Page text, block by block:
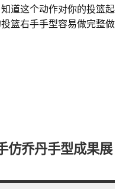
道这个动作对你的投篮起
篮右手手型容易做完整做
仿乔丹手型成果展